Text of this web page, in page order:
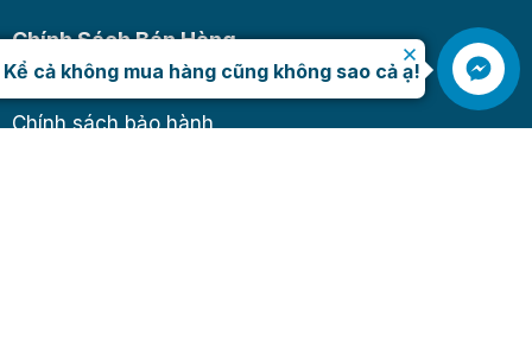
Chính Sách Bán Hàng
Chính sách giao hàng
Chính sách bảo hành
Kể cả không mua hàng cũng không sao cả ạ!